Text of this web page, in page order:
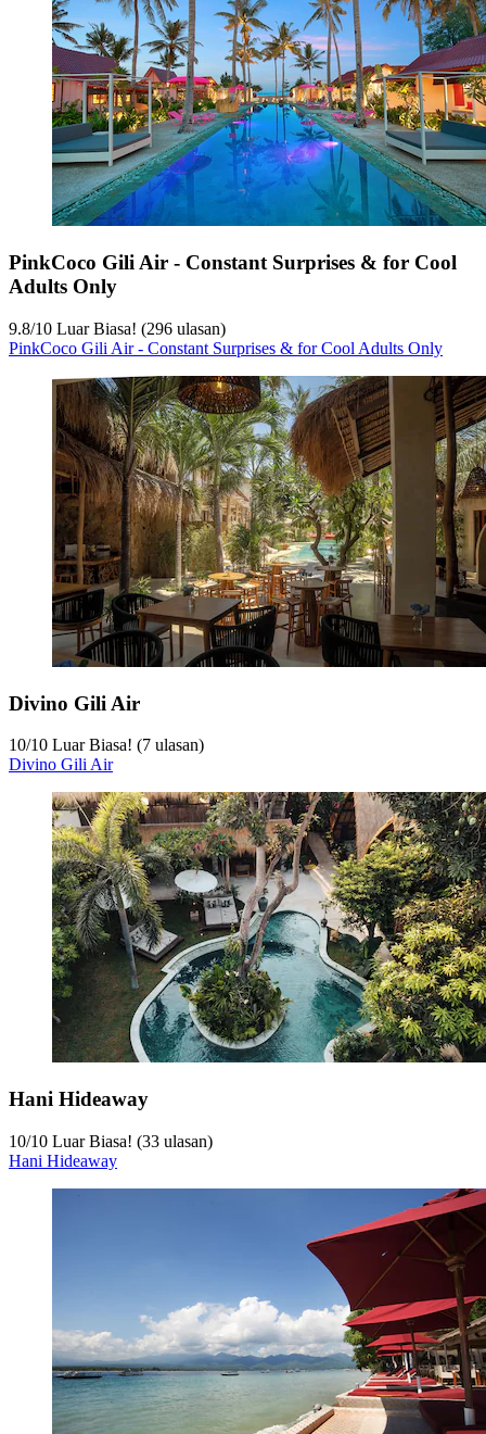
PinkCoco Gili Air - Constant Surprises & for Cool
Adults Only
9.8/10 Luar Biasa! (296 ulasan)
PinkCoco Gili Air - Constant Surprises & for Cool Adults Only
Divino Gili Air
10/10 Luar Biasa! (7 ulasan)
Divino Gili Air
Hani Hideaway
10/10 Luar Biasa! (33 ulasan)
Hani Hideaway